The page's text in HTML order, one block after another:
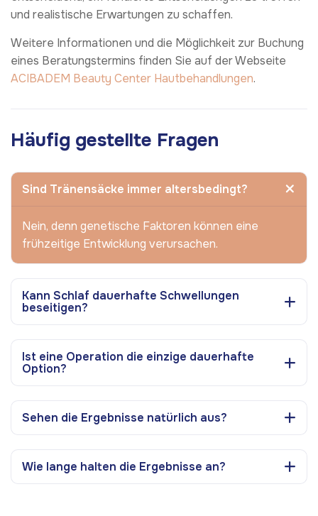
und realistische Erwartungen zu schaffen.
Weitere Informationen und die Möglichkeit zur Buchung
eines Beratungstermins finden Sie auf der Webseite
ACIBADEM Beauty Center Hautbehandlungen.
Häufig gestellte Fragen
Sind Tränensäcke immer altersbedingt?
Nein, denn genetische Faktoren können eine
frühzeitige Entwicklung verursachen.
Kann Schlaf dauerhafte Schwellungen
beseitigen?
Ist eine Operation die einzige dauerhafte
Option?
Sehen die Ergebnisse natürlich aus?
Wie lange halten die Ergebnisse an?